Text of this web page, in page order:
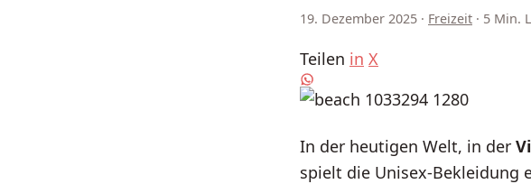
19. Dezember 2025 · Freizeit · 5 Min.
Teilen in X
In der heutigen Welt, in der
spielt die Unisex-Bekleidung